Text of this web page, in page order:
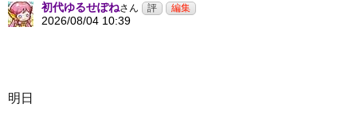
初代ゆるせぽねさん
2026/08/04 10:39
明日